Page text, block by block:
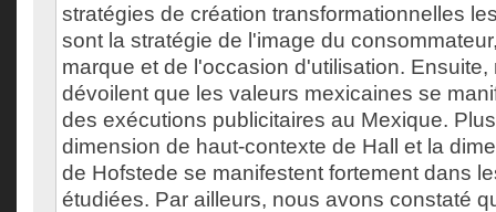
stratégies de création transformationnelles
sont la stratégie de l'image du
marque et de l'occasion d'utilisation. Ensuite,
dévoilent que les valeurs mexicaines se
des exécutions publicitaires au Mexique.
dimension de haut-contexte de Hall et la
de Hofstede se manifestent fortement dans
étudiées. Par ailleurs, nous avons constaté